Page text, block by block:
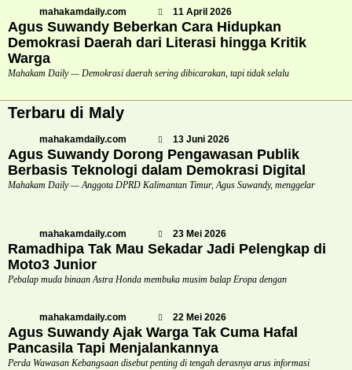
mahakamdaily.com 11 April 2026
Agus Suwandy Beberkan Cara Hidupkan
Demokrasi Daerah dari Literasi hingga Kritik
Warga
Mahakam Daily — Demokrasi daerah sering dibicarakan, tapi tidak selalu
Terbaru di Maly
mahakamdaily.com 13 Juni 2026
Agus Suwandy Dorong Pengawasan Publik
Berbasis Teknologi dalam Demokrasi Digital
Mahakam Daily — Anggota DPRD Kalimantan Timur, Agus Suwandy, menggelar
mahakamdaily.com 23 Mei 2026
Ramadhipa Tak Mau Sekadar Jadi Pelengkap di
Moto3 Junior
Pebalap muda binaan Astra Honda membuka musim balap Eropa dengan
mahakamdaily.com 22 Mei 2026
Agus Suwandy Ajak Warga Tak Cuma Hafal
Pancasila Tapi Menjalankannya
Perda Wawasan Kebangsaan disebut penting di tengah derasnya arus informasi